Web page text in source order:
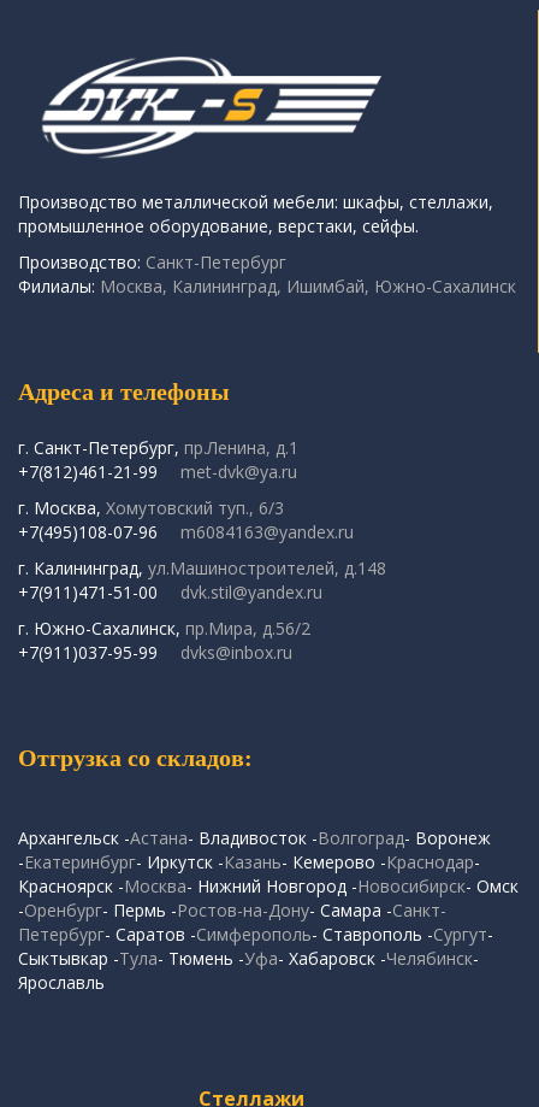
Производство металлической мебели: шкафы, стеллажи,
промышленное оборудование, верстаки, сейфы.
Производство: Санкт-Петербург
Филиалы: Москва, Калининград, Ишимбай, Южно-Сахалинск
Адреса и телефоны
г. Санкт-Петербург, пр.Ленина, д.1
+7(812)461-21-99
met-dvk@ya.ru
г. Москва, Хомутовский туп., 6/3
+7(495)108-07-96
m6084163@yandex.ru
г. Калининград, ул.Машиностроителей, д.148
+7(911)471-51-00
dvk.stil@yandex.ru
г. Южно-Сахалинск, пр.Мира, д.56/2
+7(911)037-95-99
dvks@inbox.ru
Отгрузка со складов:
Архангельск -Астана- Владивосток -Волгоград- Воронеж
-Екатеринбург- Иркутск -Казань- Кемерово -Краснодар-
Красноярск -Москва- Нижний Новгород -Новосибирск- Омск
-Оренбург- Пермь -Ростов-на-Дону- Самара -Санкт-
Петербург- Саратов -Симферополь- Ставрополь -Сургут-
Сыктывкар -Тула- Тюмень -Уфа- Хабаровск -Челябинск-
Ярославль
Стеллажи